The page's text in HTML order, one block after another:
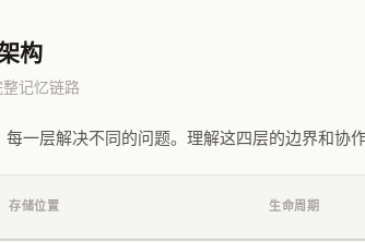
构
记忆链路
一层解决不同的问题。理解这四层的边界和协
存储位置 生命周期